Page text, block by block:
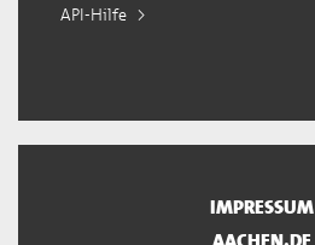
API-Hilfe
IMPRESSUM